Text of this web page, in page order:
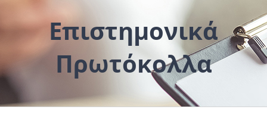
Επιστημονικά
Πρωτόκολλα